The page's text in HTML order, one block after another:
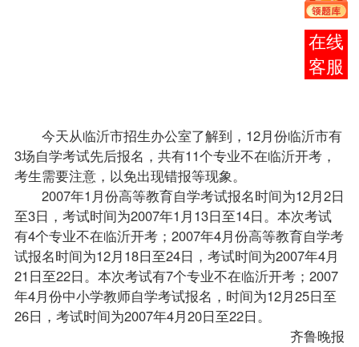
今天从临沂市招生办公室了解到，12月份临沂市有
3场自学考试先后报名 ，共有11个专业不在临沂开考，
考生需要注意，以免出现错报等现象。
2007年1月份高等教育自学考试报名时间为12月2日
至3日，考试时间为2007年1月13日至14日。本次考试
有4个专业不在临沂开考；2007年4月份高等教育自学考
试报名时间为12月18日至24日，考试时间为2007年4月
21日至22日。本次考试有7个专业不在临沂开考；2007
年4月份中小学教师自学考试报名，时间为12月25日至
26日，考试时间为2007年4月20日至22日。
齐鲁晚报
在线
客服